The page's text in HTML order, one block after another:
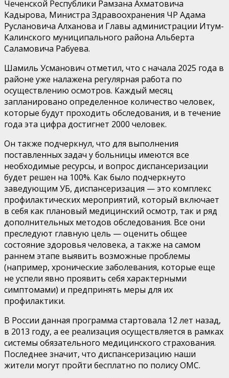
Чеченской Республики Рамзана Ахматовича
Кадырова, Министра Здравоохранения ЧР Адама
Руслановича Алханова и Главы администрации Итум-
Калинского муниципального района Альберта
Саламовича Рабуева.
Шамиль Усманович отметил, что с начала 2025 года в
районе уже налажена регулярная работа по
осуществлению осмотров. Каждый месяц
запланировано определенное количество человек,
которые будут проходить обследования, и в течение
года эта цифра достигнет 2000 человек.
Он также подчеркнул, что для выполнения
поставленных задач у больницы имеются все
необходимые ресурсы, и вопрос диспансеризации
будет решен на 100%. Как было подчеркнуто
заведующим УБ, диспансеризация — это комплекс
профилактических мероприятий, который включает
в себя как плановый медицинский осмотр, так и ряд
дополнительных методов обследования. Все они
преследуют главную цель — оценить общее
состояние здоровья человека, а также на самом
раннем этапе выявить возможные проблемы
(например, хронические заболевания, которые еще
не успели явно проявить себя характерными
симптомами) и предпринять меры для их
профилактики.
В России данная программа стартовала 12 лет назад,
в 2013 году, а ее реализация осуществляется в рамках
системы обязательного медицинского страхования.
Последнее значит, что диспансеризацию наши
жители могут пройти бесплатно по полису ОМС.